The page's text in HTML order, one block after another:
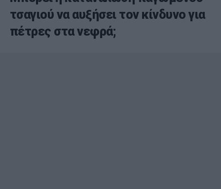
τσαγιού να αυξήσει τον κίνδυνο για
πέτρες στα νεφρά;